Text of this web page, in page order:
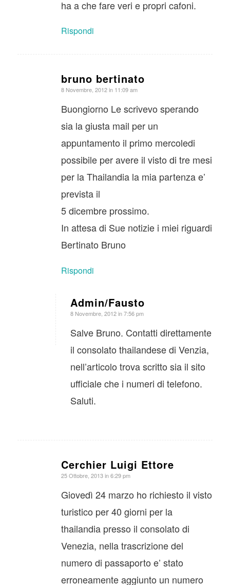
ha a che fare veri e propri cafoni.
Rispondi
bruno bertinato
dice:
8 Novembre, 2012 in 11:09 am
Buongiorno Le scrivevo sperando
sia la giusta mail per un
appuntamento il primo mercoledi
possibile per avere il visto di tre mesi
per la Thailandia la mia partenza e’
prevista il
5 dicembre prossimo.
In attesa di Sue notizie i miei riguardi
Bertinato Bruno
Rispondi
Admin/Fausto
dice:
8 Novembre, 2012 in 7:56 pm
Salve Bruno. Contatti direttamente
il consolato thailandese di Venzia,
nell’articolo trova scritto sia il sito
ufficiale che i numeri di telefono.
Saluti.
Cerchier Luigi Ettore
dice:
25 Ottobre, 2013 in 6:29 pm
Giovedì 24 marzo ho richiesto il visto
turistico per 40 giorni per la
thailandia presso il consolato di
Venezia, nella trascrizione del
numero di passaporto e’ stato
erroneamente aggiunto un numero